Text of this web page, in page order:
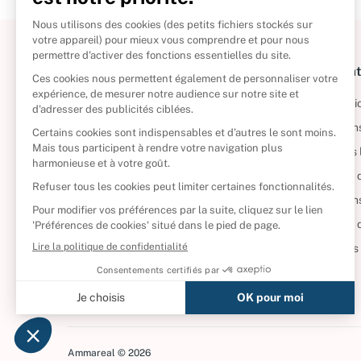
À propos
Politique de retour
Reprendre vos livres
Qui sommes-nous ?
CD d'occasion
DVD d'occasion
Livres d’occasion
Gérer
Ammareal © 2026